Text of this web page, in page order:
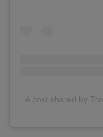
A post shared by